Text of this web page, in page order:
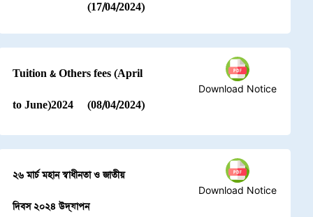
(17/04/2024)
Tuition & Others fees (April
to June)2024 (08/04/2024)
Download Notice
২৬ মার্চ মহান স্বাধীনতা ও জাতীয়
দিবস ২০২৪ উদ্‌যাপন
Download Notice